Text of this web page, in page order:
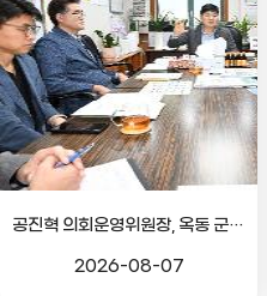
공진혁 의회운영위원장, 옥동 군부대 이전지 양동마을 주민지원사업 점검
2026-08-07